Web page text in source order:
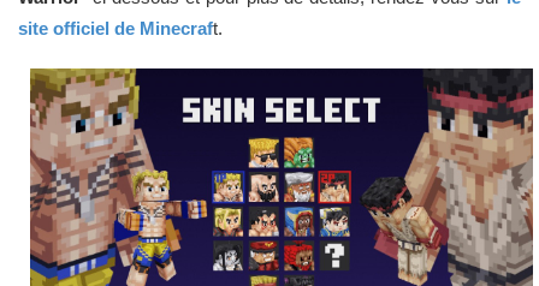
site officiel de Minecraft.